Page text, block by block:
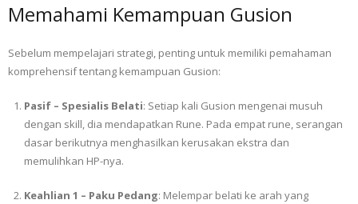
Memahami Kemampuan Gusion
Sebelum mempelajari strategi, penting untuk memiliki pemahaman
komprehensif tentang kemampuan Gusion:
Pasif – Spesialis Belati: Setiap kali Gusion mengenai musuh
dengan skill, dia mendapatkan Rune. Pada empat rune, serangan
dasar berikutnya menghasilkan kerusakan ekstra dan
memulihkan HP-nya.
Keahlian 1 – Paku Pedang: Melempar belati ke arah yang